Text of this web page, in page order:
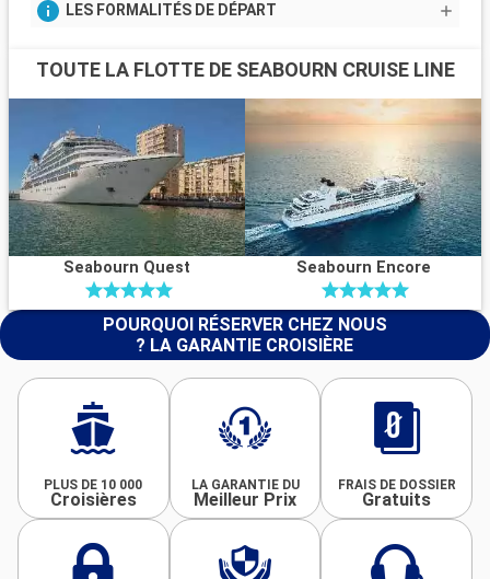
LES FORMALITÉS DE DÉPART
TOUTE LA FLOTTE DE SEABOURN CRUISE LINE
Seabourn Quest Seabourn Encore
POURQUOI RÉSERVER CHEZ NOUS
? LA GARANTIE CROISIÈRE
PLUS DE 10 000
Croisières
LA GARANTIE DU
Meilleur Prix
FRAIS DE DOSSIER
Gratuits